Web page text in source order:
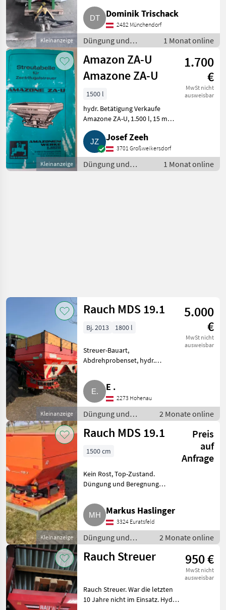
Kleinanzeige
für 24 m. Super Zustand,
Füllmenge: ca. 1.500 kg
Harnstoff. Sofort einsatzbereit.
Düngung und Beregnung Miner
Dominik Trischack
2482 Münchendorf
Düngung und
Beregnung /
Mineraldüngerstreuer/Wiegestreuer
1 Monat online
Kleinanzeige
Amazon ZA-U
Amazone ZA-U
1.700
€
MwSt nicht
ausweisbar
1500 l
hydr. Betätigung Verkaufe
Amazone ZA-U, 1.500 l, 15 m
Streubreite, mit Aufsatz ca.
2.100 kg Nac. Düngung und
Beregnung
Mineraldüngerstreuer/Wiegestreuer
Josef Zeeh
3701 Großweikersdorf
Düngung und
Beregnung /
1 Monat online
Kleinanzeige
Rauch MDS 19.1
5.000
€
MwSt nicht
ausweisbar
Bj. 2013 1800 l
Streuer-Bauart,
Abdrehprobenset, hydr.
Grenzstreueinrichtung,
Streumengenverstellung Alles
funktionsfähig. Düngung und
Beregnung
Mineraldüngerstreuer/Wiegest
E .
2273 Hohenau
Düngung und
Beregnung /
Mineraldüngerstreuer/Wiegestreuer
2 Monate online
Kleinanzeige
Rauch MDS 19.1
Preis
auf
Anfrage
1500 cm
Kein Rost, Top-Zustand.
Düngung und Beregnung
Markus Haslinger
3324 Euratsfeld
Düngung und
Beregnung /
Mineraldüngerstreuer/Wiegestreuer
2 Monate online
Rauch Streuer 950 €
MwSt nicht
ausweisbar
Rauch Streuer. War die letzten
10 Jahre nicht im Einsatz. Hydr.